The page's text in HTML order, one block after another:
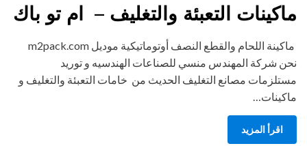
ماكينات التعبئة والتغليف – ام تو باك
ماكينة اللحام والقطع النصف أوتوماتيكية موديل m2pack.com
نحن شركة المهندس منسي للصناعات الهندسيه و توريد
مستلزمات مصانع التغليف الحديث من خامات التعبئة والتغليف و
ماكينات…
اقرأ المزيد